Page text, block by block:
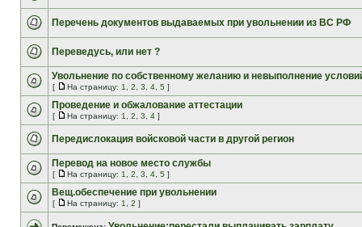
Перечень документов выдаваемых при увольнении из ВС РФ
Переведусь, или нет ?
Увольнение по собственному желанию и невыполнение
[ На страницу: 1 2 3 4 5 ]
Проведение и обжалование аттестации
[ На страницу: 1 2 3 4 ]
Передислокация войсковой части в другой регион
Перевод на новое место службы
[ На страницу: 1 2 3 4 5 ]
Вещ.обеспечение при увольнении
[ На страницу: 1 2 ]